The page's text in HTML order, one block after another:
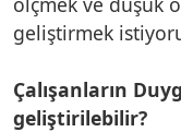
geliştirmek
Çalışanların
geliştirilebilir?